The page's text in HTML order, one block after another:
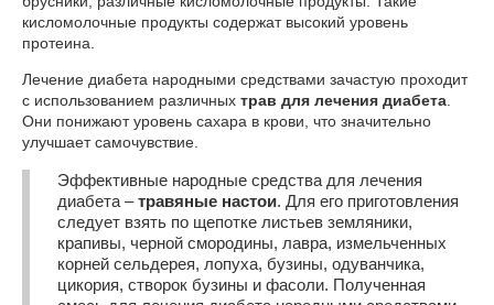
кисломолочные продукты содержат высокий уровень
протеина.
Лечение диабета народными средствами зачастую проходит
с использованием различных трав для лечения диабета
Они понижают уровень сахара в крови, что значительно
улучшает самочувствие.
Эффективные народные средства для лечения
диабета –травяные настои. Для его приготовления
следует взять по щепотке листьев земляники,
крапивы, черной смородины, лавра, измельченных
корней сельдерея, лопуха, бузины, одуванчика,
цикория, створок бузины и фасоли. Полученная